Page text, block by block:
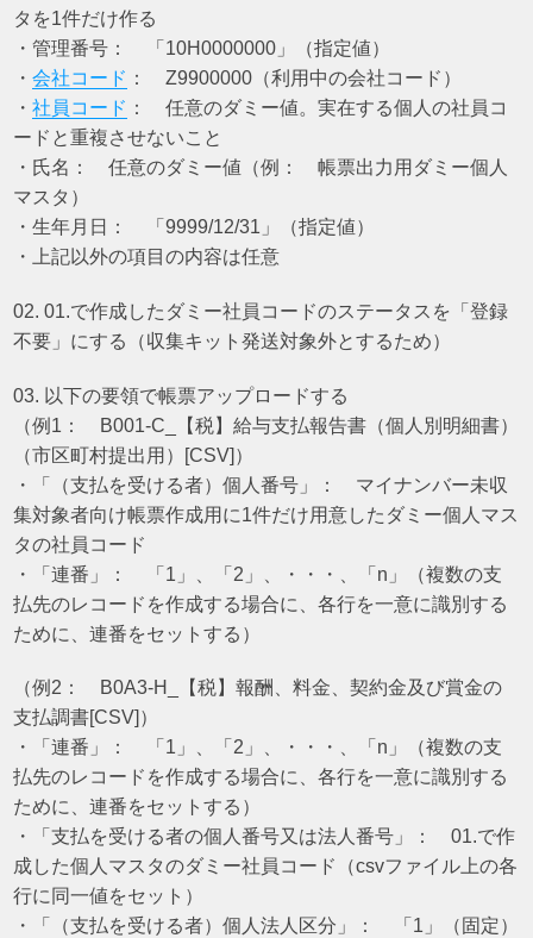
タを1件だけ作る
・管理番号： 「10H0000000」（指定値）
・会社コード ： Z9900000（利用中の会社コード）
・社員コード ： 任意のダミー値。実在する個人の社員コ
ードと重複させないこと
・氏名： 任意のダミー値（例： 帳票出力用ダミー個人
マスタ）
・生年月日： 「9999/12/31」（指定値）
・上記以外の項目の内容は任意
02. 01.で作成したダミー社員コードのステータスを「登録
不要」にする（収集キット発送対象外とするため）
03. 以下の要領で帳票アップロードする
（例1： B001-C_【税】給与支払報告書（個人別明細書）
（市区町村提出用）[CSV]）
・「（支払を受ける者）個人番号」： マイナンバー未収
集対象者向け帳票作成用に1件だけ用意したダミー個人マス
タの社員コード
・「連番」： 「1」、「2」、・・・、「n」（複数の支
払先のレコードを作成する場合に、各行を一意に識別する
ために、連番をセットする）
（例2： B0A3-H_【税】報酬、料金、契約金及び賞金の
支払調書[CSV]）
・「連番」： 「1」、「2」、・・・、「n」（複数の支
払先のレコードを作成する場合に、各行を一意に識別する
ために、連番をセットする）
・「支払を受ける者の個人番号又は法人番号」： 01.で作
成した個人マスタのダミー社員コード（csvファイル上の各
行に同一値をセット）
・「（支払を受ける者）個人法人区分」： 「1」（固定）